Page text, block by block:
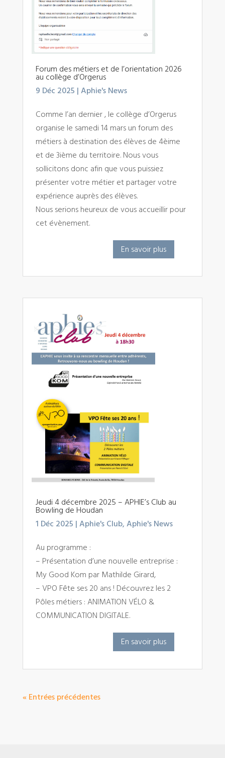
Forum des métiers et de l’orientation 2026
au collège d’Orgerus
9 Déc 2025 |Aphie's News
Comme l’an dernier , le collège d’Orgerus
organise le samedi 14 mars un forum des
métiers à destination des élèves de 4èime
et de 3ième du territoire. Nous vous
sollicitons donc afin que vous puissiez
présenter votre métier et partager votre
expérience auprès des élèves.
Nous serions heureux de vous accueillir pour
cet évènement.
En savoir plus
Jeudi 4 décembre 2025 – APHIE’s Club au
Bowling de Houdan
1 Déc 2025 |Aphie's Club,Aphie's News
Au programme :
– Présentation d’une nouvelle entreprise :
My Good Kom par Mathilde Girard,
– VPO Fête ses 20 ans ! Découvrez les 2
Pôles métiers : ANIMATION VÉLO &
COMMUNICATION DIGITALE.
En savoir plus
« Entrées précédentes